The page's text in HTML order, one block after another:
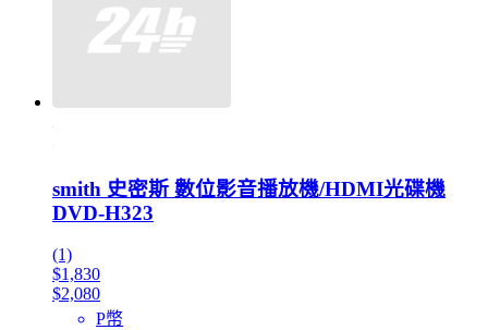
smith 史密斯 數位影音播放機/HDMI光碟機
DVD-H323
(1)
$1,830
$2,080
P幣